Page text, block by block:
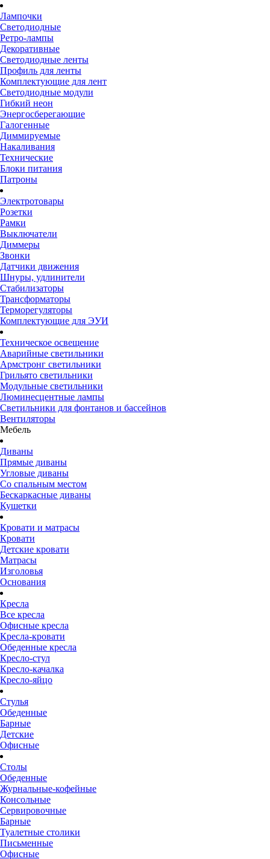
Лампочки
Светодиодные
Ретро-лампы
Декоративные
Светодиодные ленты
Профиль для ленты
Комплектующие для лент
Светодиодные модули
Гибкий неон
Энергосберегающие
Галогенные
Диммируемые
Накаливания
Технические
Блоки питания
Патроны
Электротовары
Розетки
Рамки
Выключатели
Диммеры
Звонки
Датчики движения
Шнуры, удлинители
Стабилизаторы
Трансформаторы
Терморегуляторы
Комплектующие для ЭУИ
Техническое освещение
Аварийные светильники
Армстронг светильники
Грильято светильники
Модульные светильники
Люминесцентные лампы
Светильники для фонтанов и бассейнов
Вентиляторы
Мебель
Диваны
Прямые диваны
Угловые диваны
Со спальным местом
Бескаркасные диваны
Кушетки
Кровати и матрасы
Кровати
Детские кровати
Матрасы
Изголовья
Основания
Кресла
Все кресла
Офисные кресла
Кресла-кровати
Обеденные кресла
Кресло-стул
Кресло-качалка
Кресло-яйцо
Стулья
Обеденные
Барные
Детские
Офисные
Столы
Обеденные
Журнальные-кофейные
Консольные
Сервировочные
Барные
Туалетные столики
Письменные
Офисные